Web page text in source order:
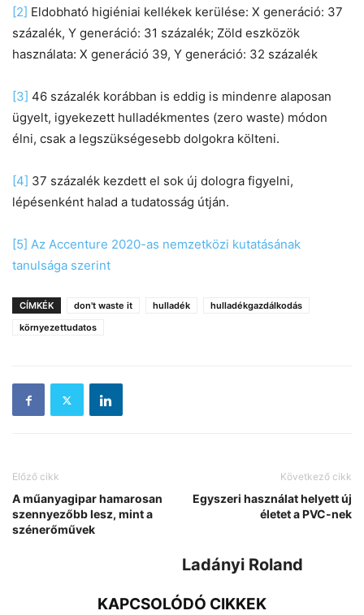
[2] Eldobható higiéniai kellékek kerülése: X generáció: 37
százalék, Y generáció: 31 százalék; Zöld eszközök
használata: X generáció 39, Y generáció: 32 százalék
[3] 46 százalék korábban is eddig is mindenre alaposan
ügyelt, igyekezett hulladékmentes (zero waste) módon
élni, csak a legszükségesebb dolgokra költeni.
[4] 37 százalék kezdett el sok új dologra figyelni,
lépésenként halad a tudatosság útján.
[5] Az Accenture 2020-as nemzetközi kutatásának
tanulsága szerint
CÍMKÉK don't waste it hulladék
hulladékgazdálkodás
környezettudatos
Előző cikk
A műanyagipar hamarosan
szennyezőbb lesz, mint a
szénerőművek
Következő cikk
Egyszeri használat helyett új
életet a PVC-nek
Ladányi Roland
KAPCSOLÓDÓ CIKKEK